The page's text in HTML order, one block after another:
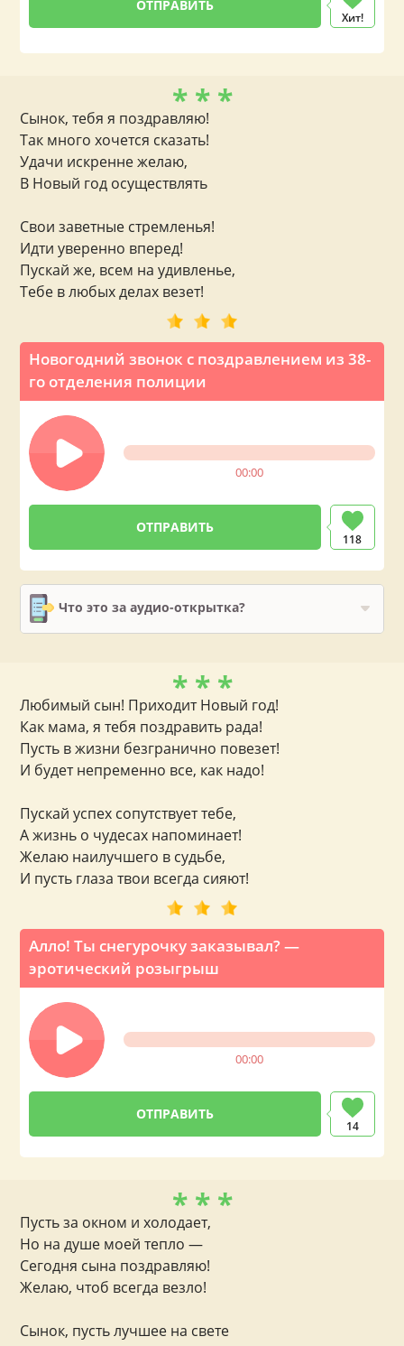
Хит!
Новогодний звонок с поздравлением из 38-
го отделения полиции
00:00
118
Что это за аудио-открытка?
* * *
Сынок, тебя я поздравляю!
Так много хочется сказать!
Удачи искренне желаю,
В Новый год осуществлять
Свои заветные стремленья!
Идти уверенно вперед!
Пускай же, всем на удивленье,
Тебе в любых делах везет!
Алло! Ты снегурочку заказывал? —
эротический розыгрыш
00:00
14
* * *
Любимый сын! Приходит Новый год!
Как мама, я тебя поздравить рада!
Пусть в жизни безгранично повезет!
И будет непременно все, как надо!
Пускай успех сопутствует тебе,
А жизнь о чудесах напоминает!
Желаю наилучшего в судьбе,
И пусть глаза твои всегда сияют!
* * *
Пусть за окном и холодает,
Но на душе моей тепло —
Сегодня сына поздравляю!
Желаю, чтоб всегда везло!
Сынок, пусть лучшее на свете